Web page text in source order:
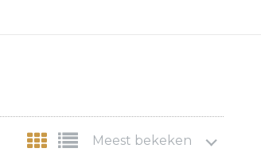
Meest bekeken